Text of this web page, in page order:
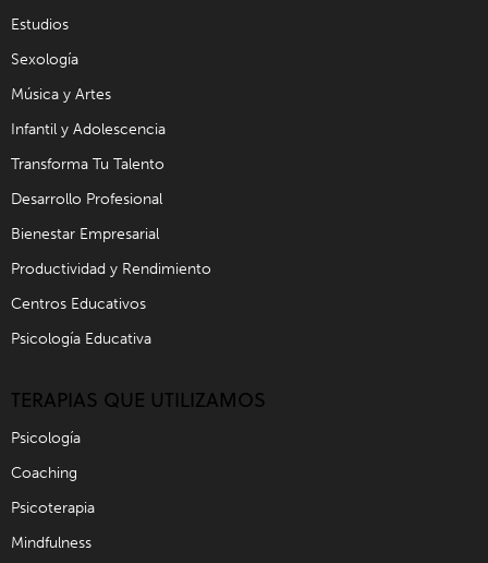
Estudios
Sexología
Música y Artes
Infantil y Adolescencia
Transforma Tu Talento
Desarrollo Profesional
Bienestar Empresarial
Productividad y Rendimiento
Centros Educativos
Psicología Educativa
TERAPIAS QUE UTILIZAMOS
Psicología
Coaching
Psicoterapia
Mindfulness